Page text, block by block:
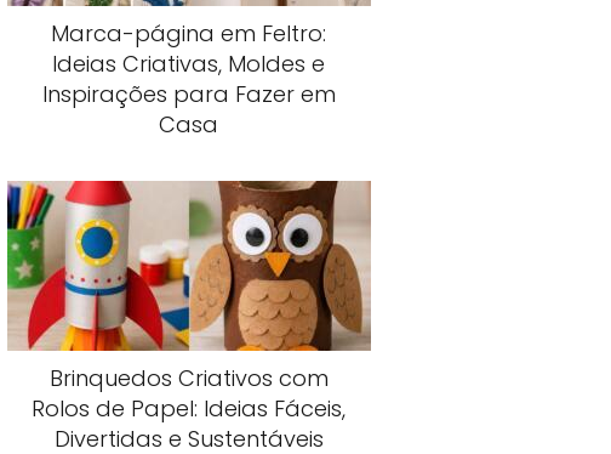
Marca-página em Feltro:
Ideias Criativas, Moldes e
Inspirações para Fazer em
Casa
Brinquedos Criativos com
Rolos de Papel: Ideias Fáceis,
Divertidas e Sustentáveis